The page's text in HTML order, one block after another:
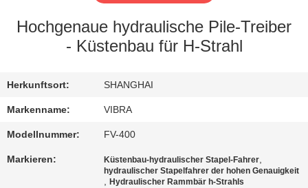
FABRIK-
QUALITÄTSKONTROLLE
TRETEN
Hochgenaue hydraulische Pile-Treiber
- Küstenbau für H-Strahl
Herkunftsort: SHANGHAI
Markenname: VIBRA
Modellnummer: FV-400
Markieren: Küstenbau-hydraulischer Stapel-Fahrer,
hydraulischer Stapelfahrer der hohen Genauigkeit
,Hydraulischer Rammbär h-Strahls